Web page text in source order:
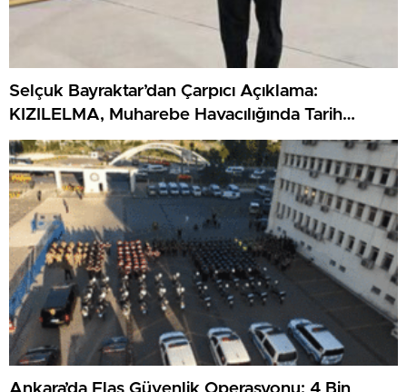
Selçuk Bayraktar’dan Çarpıcı Açıklama:
KIZILELMA, Muharebe Havacılığında Tarih
Yazacak!